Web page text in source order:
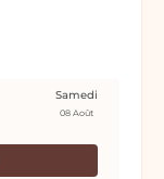
Samedi
08 Août